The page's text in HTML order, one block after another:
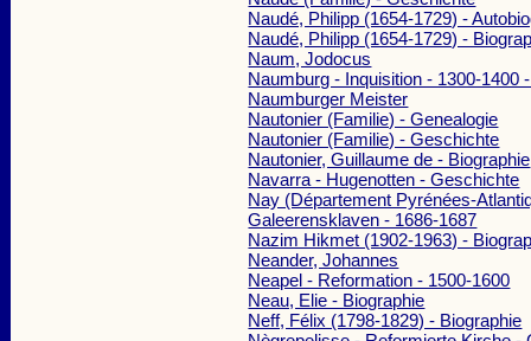
Naudé, Philipp (1654-1729) -
Naudé, Philipp (1654-1729) -
Naum, Jodocus
Naumburg - Inquisition - 1300-1400
Naumburger Meister
Nautonier (Familie) - Genealogie
Nautonier (Familie) - Geschichte
Nautonier, Guillaume de - Biographie
Navarra - Hugenotten - Geschichte
Nay (Département Pyrénées-
Galeerensklaven - 1686-1687
Nazim Hikmet (1902-1963) -
Neander, Johannes
Neapel - Reformation - 1500-1600
Neau, Elie - Biographie
Neff, Félix (1798-1829) - Biographie